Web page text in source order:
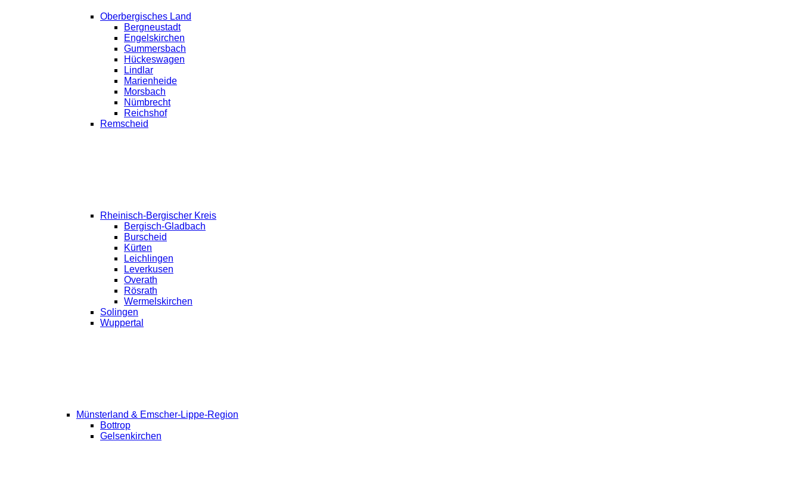
Oberbergisches Land
Bergneustadt
Engelskirchen
Gummersbach
Hückeswagen
Lindlar
Marienheide
Morsbach
Nümbrecht
Reichshof
Remscheid
Rheinisch-Bergischer Kreis
Bergisch-Gladbach
Burscheid
Kürten
Leichlingen
Leverkusen
Overath
Rösrath
Wermelskirchen
Solingen
Wuppertal
Münsterland & Emscher-Lippe-Region
Bottrop
Gelsenkirchen